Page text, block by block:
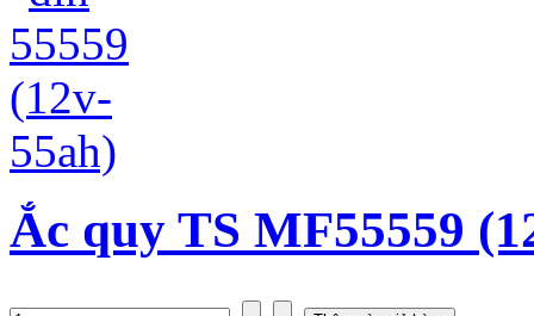
Ắc quy TS MF55559